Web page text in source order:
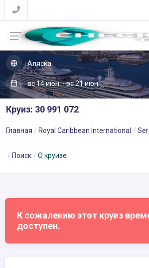
Аляска
вс 14 июн. - вс 21 июн.
Круиз: 30 991 072
Главная Royal Caribbean International
Поиск О круизе
К сожалению этот круиз
доступен.